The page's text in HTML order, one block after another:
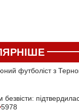
футболіст з
5978